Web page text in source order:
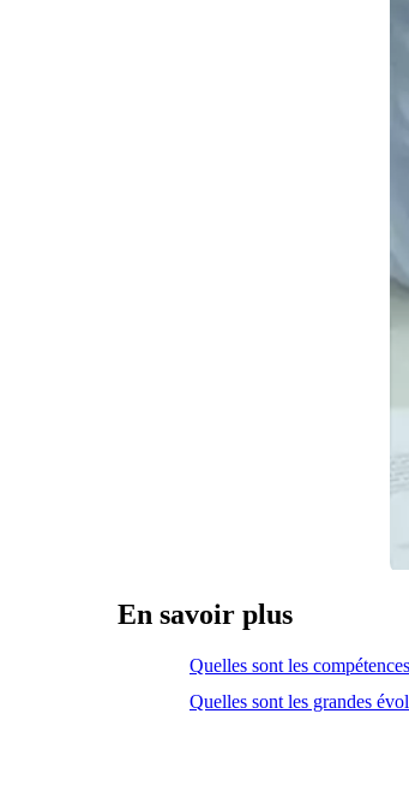
En savoir plus
Quelles sont les
Quelles sont les grandes